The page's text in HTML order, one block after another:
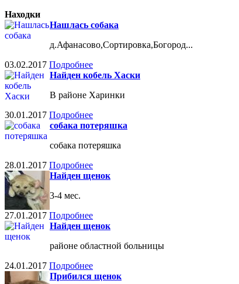
Находки
Нашлась собака
д.Афанасово,Сортировка,Богород...
03.02.2017 Подробнее
Найден кобель Хаски
В районе Харинки
30.01.2017 Подробнее
собака потеряшка
собака потеряшка
28.01.2017 Подробнее
Найден щенок
3-4 мес.
27.01.2017 Подробнее
Найден щенок
районе областной больницы
24.01.2017 Подробнее
Прибился щенок